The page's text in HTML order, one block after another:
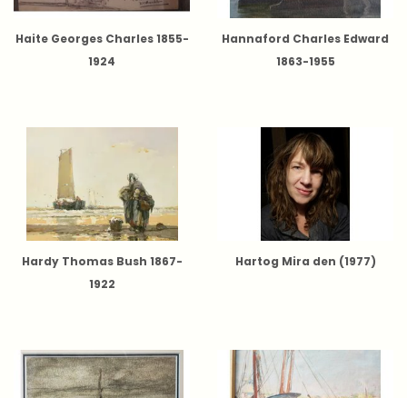
Haite Georges Charles 1855-
1924
Hannaford Charles Edward
1863-1955
Hardy Thomas Bush 1867-
1922
Hartog Mira den (1977)